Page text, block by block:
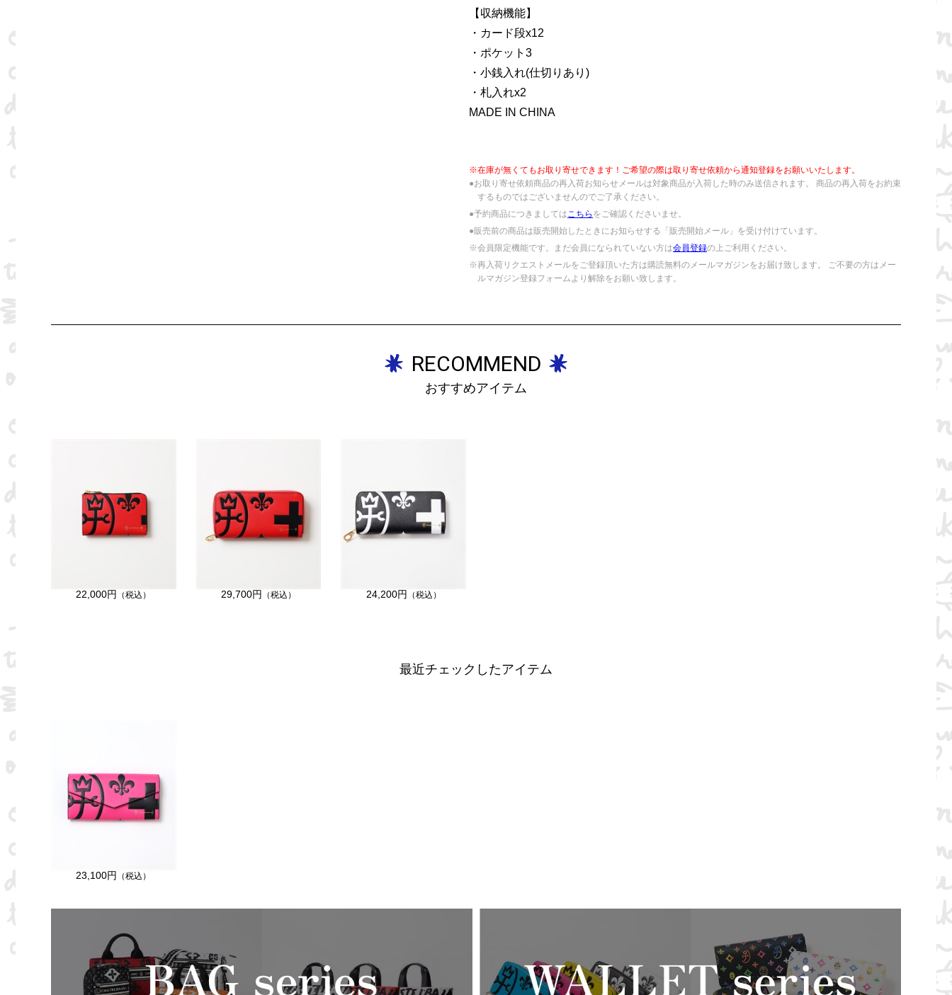
【収納機能】
・カード段x12
・ポケット3
・小銭入れ(仕切りあり)
・札入れx2
MADE IN CHINA
※在庫が無くてもお取り寄せできます！ご希望の際は取り寄せ依頼から通知登録をお願いいたします。
●お取り寄せ依頼商品の再入荷お知らせメールは対象商品が入荷した時のみ送信されます。 商品の再入荷をお約束
するものではございませんのでご了承ください。
●予約商品につきましてはこちら をご確認くださいませ。
●販売前の商品は販売開始したときにお知らせする「販売開始メール」を受け付けています。
※会員限定機能です。まだ会員になられていない方は会員登録の上ご利用ください。
※再入荷リクエストメールをご登録頂いた方は購読無料のメールマガジンをお届け致します。 ご不要の方はメー
ルマガジン登録フォームより解除をお願い致します。
RECOMMEND
おすすめアイテム
22,000円 （税込） 29,700円 （税込） 24,200円 （税込）
最近チェックしたアイテム
23,100円 （税込）